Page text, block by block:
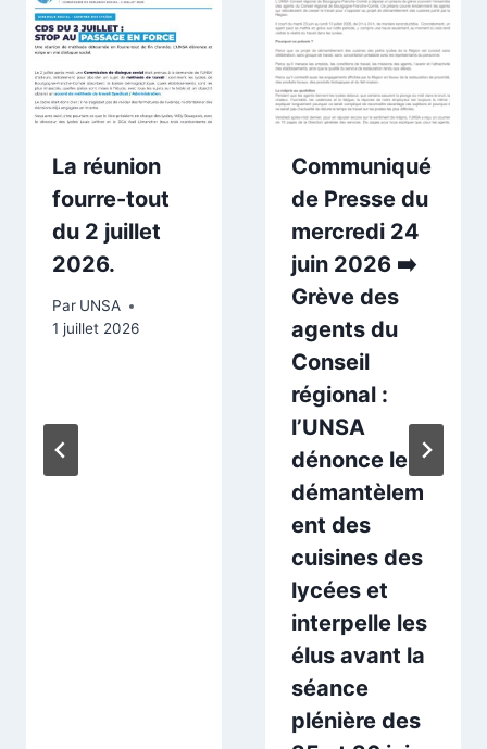
La réunion
fourre-tout
du 2 juillet
2026.
Par UNSA
1 juillet 2026
Communiqué
de Presse du
mercredi 24
juin 2026 ➡️
Grève des
agents du
Conseil
régional :
l’UNSA
dénonce le
démantèlem
ent des
cuisines des
lycées et
interpelle les
élus avant la
séance
plénière des